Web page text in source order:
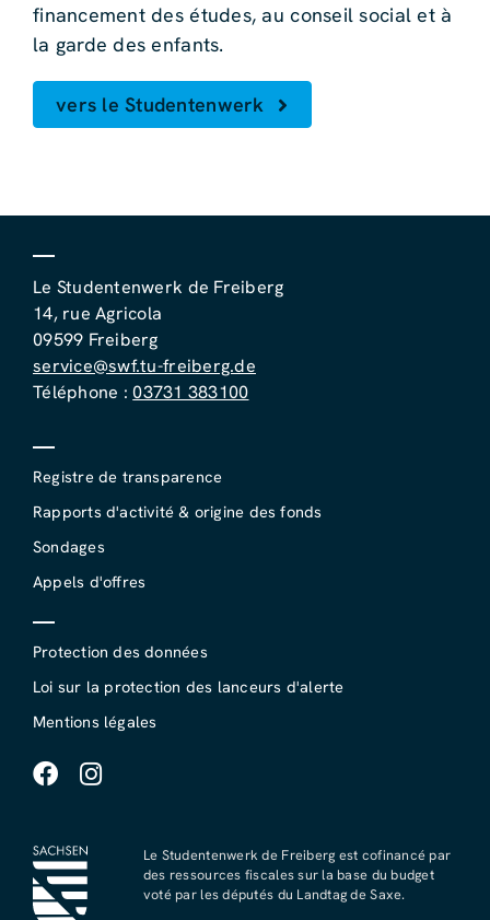
financement des études, au conseil social et à
la garde des enfants.
vers le Studentenwerk
Le Studentenwerk de Freiberg
14, rue Agricola
09599 Freiberg
service@swf.tu-freiberg.de
Téléphone :03731 383100
Registre de transparence
Rapports d'activité & origine des fonds
Sondages
Appels d'offres
Protection des données
Loi sur la protection des lanceurs d'alerte
Mentions légales
Le Studentenwerk de Freiberg est cofinancé par
des ressources fiscales sur la base du budget
voté par les députés du Landtag de Saxe.